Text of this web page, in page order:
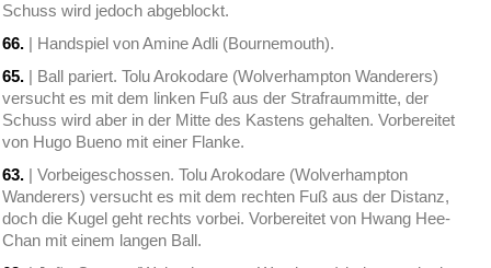
Schuss wird jedoch abgeblockt.
66. | Handspiel von Amine Adli (Bournemouth).
65. | Ball pariert. Tolu Arokodare (Wolverhampton Wanderers)
versucht es mit dem linken Fuß aus der Strafraummitte, der
Schuss wird aber in der Mitte des Kastens gehalten. Vorbereitet
von Hugo Bueno mit einer Flanke.
63. | Vorbeigeschossen. Tolu Arokodare (Wolverhampton
Wanderers) versucht es mit dem rechten Fuß aus der Distanz,
doch die Kugel geht rechts vorbei. Vorbereitet von Hwang Hee-
Chan mit einem langen Ball.